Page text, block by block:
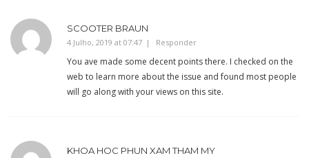
SCOOTER BRAUN
4 Julho, 2019 at 07:47 Responder
You ave made some decent points there. I checked on the
web to learn more about the issue and found most people
will go along with your views on this site.
KHOA HOC PHUN XAM THAM MY